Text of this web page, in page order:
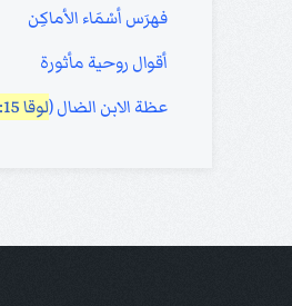
فهرَس أسْمَاء الأماكِن
أقوال روحية مأثورة
عظة الابن الضال (لوقا 15: 11-32